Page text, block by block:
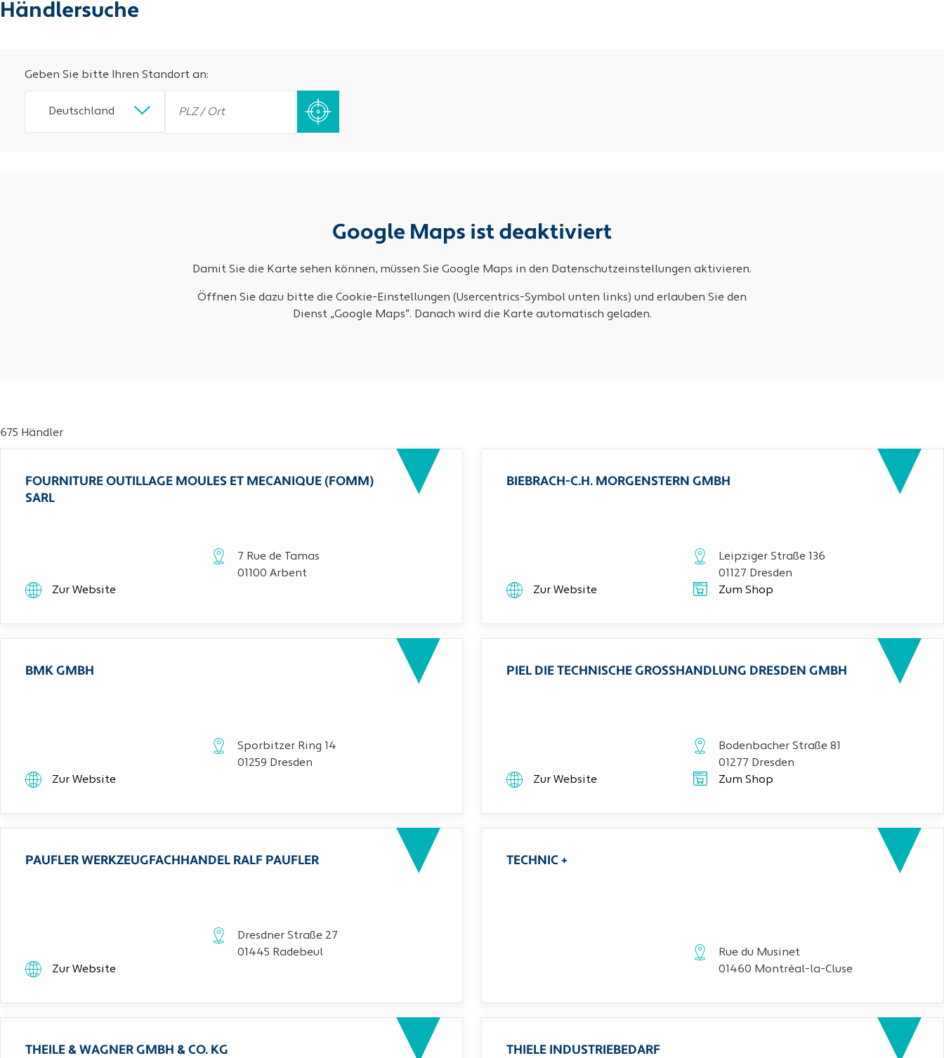
Händlersuche
Geben Sie bitte Ihren Standort an:
Deutschland
Google Maps ist deaktiviert
Damit Sie die Karte sehen können, müssen Sie Google Maps in den Datenschutzeinstellungen aktivieren.
Öffnen Sie dazu bitte die Cookie-Einstellungen (Usercentrics-Symbol unten links) und erlauben Sie den
Dienst „Google Maps“. Danach wird die Karte automatisch geladen.
675 Händler
FOURNITURE OUTILLAGE MOULES ET MECANIQUE (FOMM)
SARL
7 Rue de Tamas
01100 Arbent
Zur Website
BIEBRACH-C.H. MORGENSTERN GMBH
Leipziger Straße 136
01127 Dresden
Zur Website
Zum Shop
BMK GMBH
Sporbitzer Ring 14
01259 Dresden
Zur Website
PIEL DIE TECHNISCHE GROSSHANDLUNG DRESDEN GMBH
Bodenbacher Straße 81
01277 Dresden
Zur Website
Zum Shop
PAUFLER WERKZEUGFACHHANDEL RALF PAUFLER
Dresdner Straße 27
01445 Radebeul
Zur Website
TECHNIC +
Rue du Musinet
01460 Montréal-la-Cluse
THEILE & WAGNER GMBH & CO. KG THIELE INDUSTRIEBEDARF